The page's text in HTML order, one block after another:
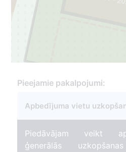
Pieejamie pakalpojumi:
Apbedījuma vietu
Piedāvājam veikt
ģenerālās